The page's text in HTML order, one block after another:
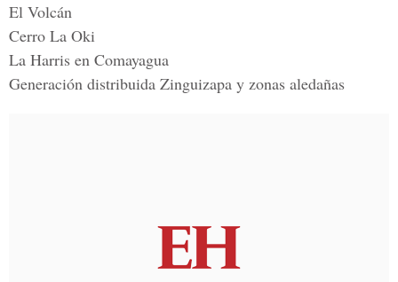
El Volcán
Cerro La Oki
La Harris en Comayagua
Generación distribuida Zinguizapa y zonas aledañas